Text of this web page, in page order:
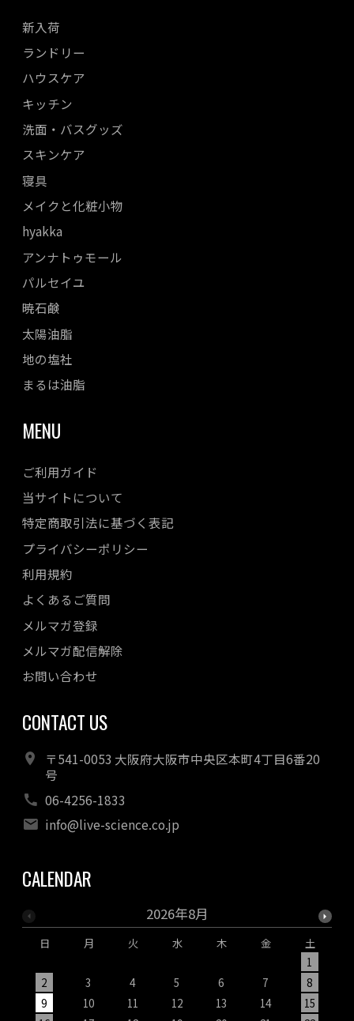
新入荷
ランドリー
ハウスケア
キッチン
洗面・バスグッズ
スキンケア
寝具
メイクと化粧小物
hyakka
アンナトゥモール
パルセイユ
暁石鹸
太陽油脂
地の塩社
まるは油脂
MENU
ご利用ガイド
当サイトについて
特定商取引法に基づく表記
プライバシーポリシー
利用規約
よくあるご質問
メルマガ登録
メルマガ配信解除
お問い合わせ
CONTACT US
〒541-0053 大阪府大阪市中央区本町4丁目6番20
号
06-4256-1833
info@live-science.co.jp
CALENDAR
2026年8月
日 月 火 水 木 金
土
1
2
3 4 5 6 7
8
9
10 11 12 13 14
15